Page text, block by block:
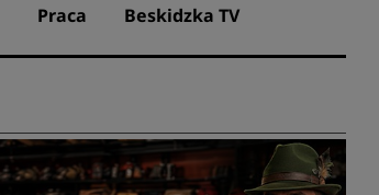
Praca Beskidzka TV